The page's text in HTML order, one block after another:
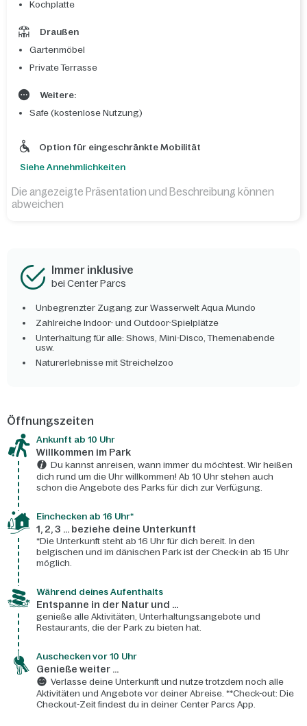
Kochplatte
Draußen
Gartenmöbel
Private Terrasse
Weitere:
Safe (kostenlose Nutzung)
Option für eingeschränkte Mobilität
Siehe Annehmlichkeiten
Die angezeigte Präsentation und Beschreibung können
abweichen
Immer inklusive
bei Center Parcs
Unbegrenzter Zugang zur Wasserwelt Aqua Mundo
Zahlreiche Indoor- und Outdoor-Spielplätze
Unterhaltung für alle: Shows, Mini-Disco, Themenabende
usw.
Naturerlebnisse mit Streichelzoo
Öffnungszeiten
Ankunft ab 10 Uhr
Willkommen im Park
Du kannst anreisen, wann immer du möchtest. Wir heißen
dich rund um die Uhr willkommen! Ab 10 Uhr stehen auch
schon die Angebote des Parks für dich zur Verfügung.
Einchecken ab 16 Uhr*
1, 2, 3 ... beziehe deine Unterkunft
*Die Unterkunft steht ab 16 Uhr für dich bereit. In den
belgischen und im dänischen Park ist der Check-in ab 15 Uhr
möglich.
Während deines Aufenthalts
Entspanne in der Natur und ...
genieße alle Aktivitäten, Unterhaltungsangebote und
Restaurants, die der Park zu bieten hat.
Auschecken vor 10 Uhr
Genieße weiter ...
Verlasse deine Unterkunft und nutze trotzdem noch alle
Aktivitäten und Angebote vor deiner Abreise. **Check-out: Die
Checkout-Zeit findest du in deiner Center Parcs App.